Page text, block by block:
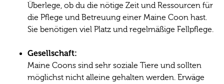
Überlege, ob du die nötige Zeit und Ressourcen für
die Pflege und Betreuung einer Maine Coon hast.
Sie benötigen viel Platz und regelmäßige Fellpflege.
Gesellschaft:
Maine Coons sind sehr soziale Tiere und sollten
möglichst nicht alleine gehalten werden. Erwäge